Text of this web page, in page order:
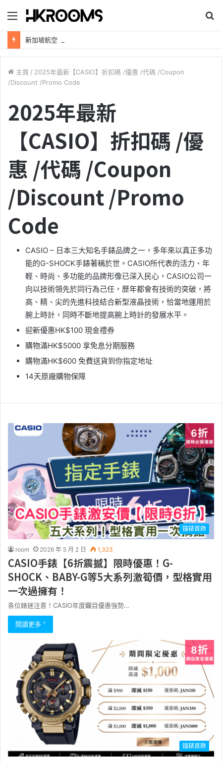
錄
尋
主頁 / 2025年最新【CASIO】折扣碼 /優惠 /代碼 /Coupon
/Discount /Promo Code
2025年最新
【CASIO】折扣碼 /優
惠 /代碼 /Coupon
/Discount /Promo
Code
CASIO – 日本三大知名手錶品牌之一，多年來以真正多功
能的G-SHOCK手錶著稱於世。CASIO所代表的活力、年
輕、時尚、多功能的品牌形像已深入民心，CASIO公司一
向以技術領先於同行為己任，歷年都會有技術的突破，將
高、精、尖的先進科技結合新型液晶技術，恰當地運用於
腕上時計，同時不斷地提高腕上時計的發展水平。
迎新優惠HK$100 現金禮券
購物滿HK$5000 享免息分期服務
購物滿HK$600 免費送貨到你指定地址
14天原廠購物保障
鐘錶首飾
room 2026 年 5 月 2 日 1,323
CASIO手錶【6折震撼】限時優惠！G-
SHOCK、BABY-G等5大系列激筍價，型格實用
一次過擁有！
各位錶迷注意！CASIO年度矚目優惠強勢…
閱讀更多 ”
鐘錶首飾